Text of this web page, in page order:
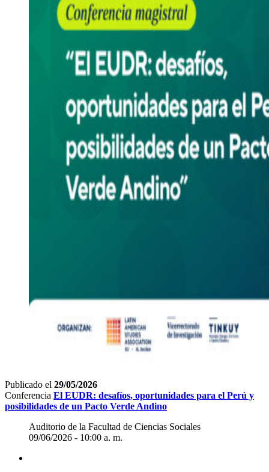
Publicado el 29/05/2026
Conferencia El EUDR: desafíos, oportunidades para el Perú y
posibilidades de un Pacto Verde Andino
Auditorio de la Facultad de Ciencias Sociales
09/06/2026 - 10:00 a. m.